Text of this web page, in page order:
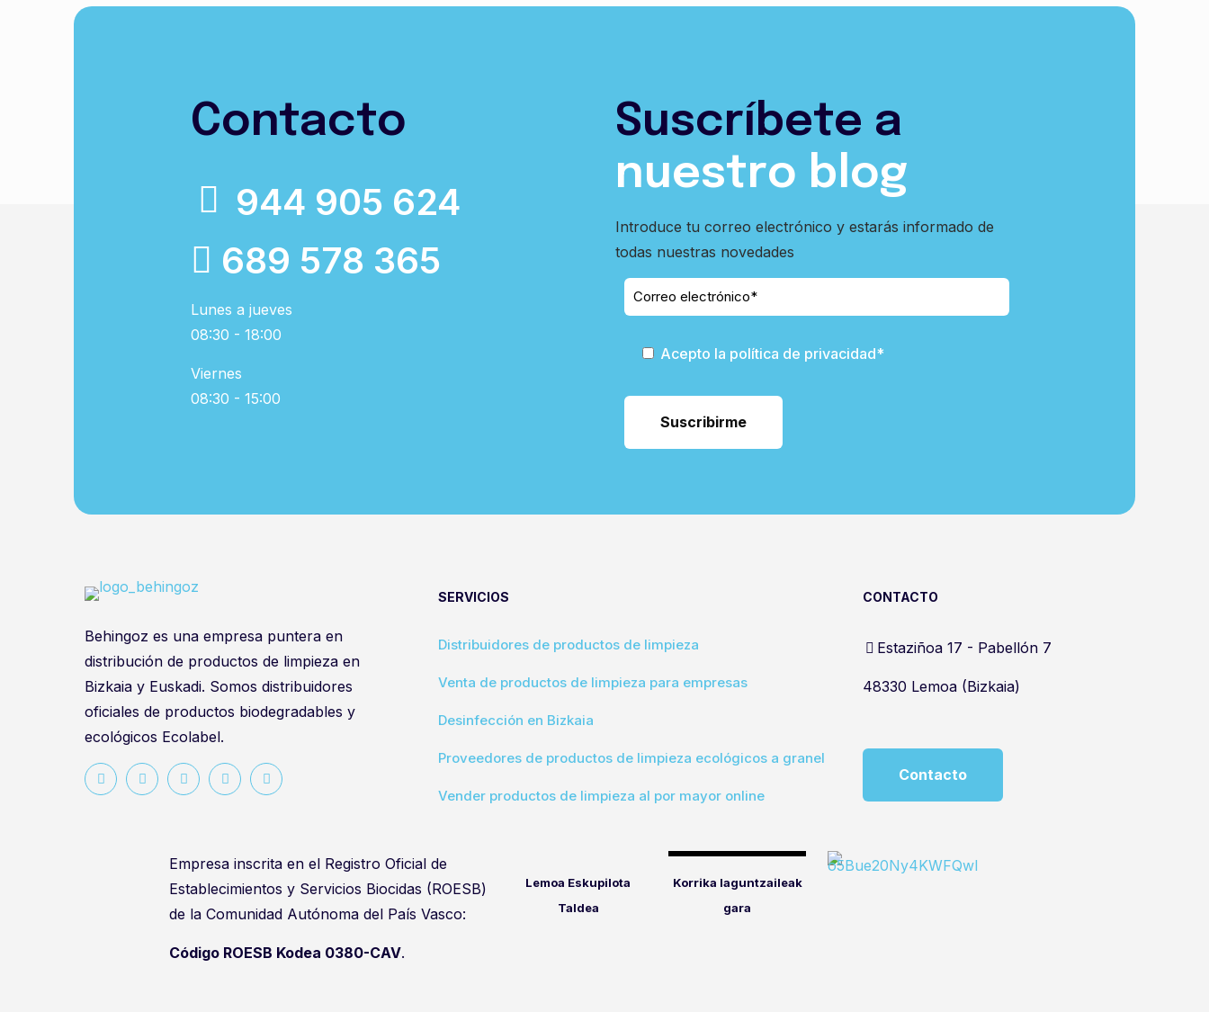
Contacto
944 905 624
689 578 365
Lunes a jueves
08:30 - 18:00
Viernes
08:30 - 15:00
Suscríbete a
nuestro blog
Introduce tu correo electrónico y estarás informado de
todas nuestras novedades
Acepto la política de privacidad*
Behingoz es una empresa puntera en
distribución de productos de limpieza en
Bizkaia y Euskadi. Somos distribuidores
oficiales de productos biodegradables y
ecológicos Ecolabel.
SERVICIOS
Distribuidores de productos de limpieza
Venta de productos de limpieza para empresas
Desinfección en Bizkaia
Proveedores de productos de limpieza ecológicos a granel
Vender productos de limpieza al por mayor online
CONTACTO
Estaziñoa 17 - Pabellón 7
48330 Lemoa (Bizkaia)
Contacto
Empresa inscrita en el Registro Oficial de
Establecimientos y Servicios Biocidas (ROESB)
de la Comunidad Autónoma del País Vasco:
Código ROESB Kodea 0380-CAV.
Lemoa Eskupilota
Taldea
Korrika laguntzaileak
gara